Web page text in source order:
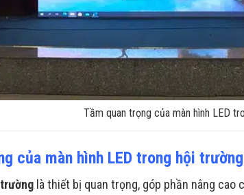
Tầm quan trọng của màn hình LED
của màn hình LED trong hội trường
là thiết bị quan trọng, góp phần nâng